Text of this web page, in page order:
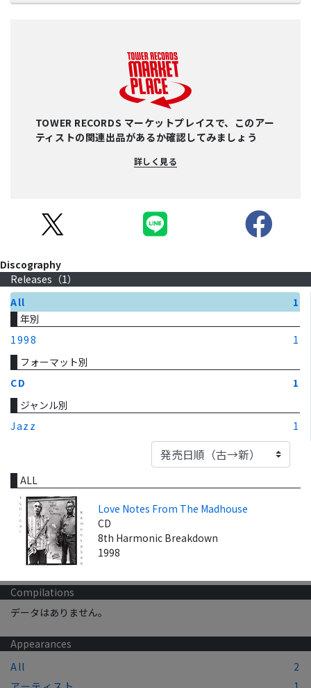
TOWER RECORDS マーケットプレイスで、このアー
ティストの関連出品があるか確認してみましょう
詳しく見る
Discography
Releases（1）
All
1
年別
1998
1
フォーマット別
CD
1
ジャンル別
Jazz
1
ALL
Love Notes From The Madhouse
CD
8th Harmonic Breakdown
1998
Compilations
データはありません。
Appearances
All
2